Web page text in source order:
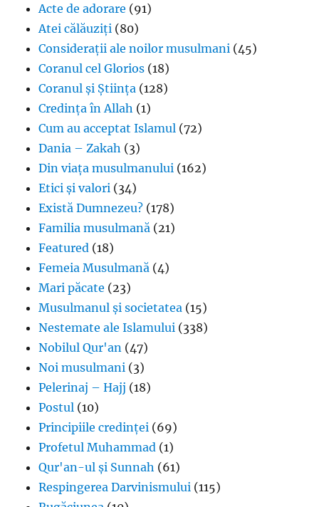
Acte de adorare (91)
Atei călăuziți (80)
Considerații ale noilor musulmani (45)
Coranul cel Glorios (18)
Coranul și Știința (128)
Credința în Allah (1)
Cum au acceptat Islamul (72)
Dania – Zakah (3)
Din viața musulmanului (162)
Etici și valori (34)
Există Dumnezeu? (178)
Familia musulmană (21)
Featured (18)
Femeia Musulmană (4)
Mari păcate (23)
Musulmanul și societatea (15)
Nestemate ale Islamului (338)
Nobilul Qur'an (47)
Noi musulmani (3)
Pelerinaj – Hajj (18)
Postul (10)
Principiile credinței (69)
Profetul Muhammad (1)
Qur'an-ul și Sunnah (61)
Respingerea Darvinismului (115)